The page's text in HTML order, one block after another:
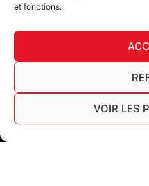
et fonctions.
VOIR LES